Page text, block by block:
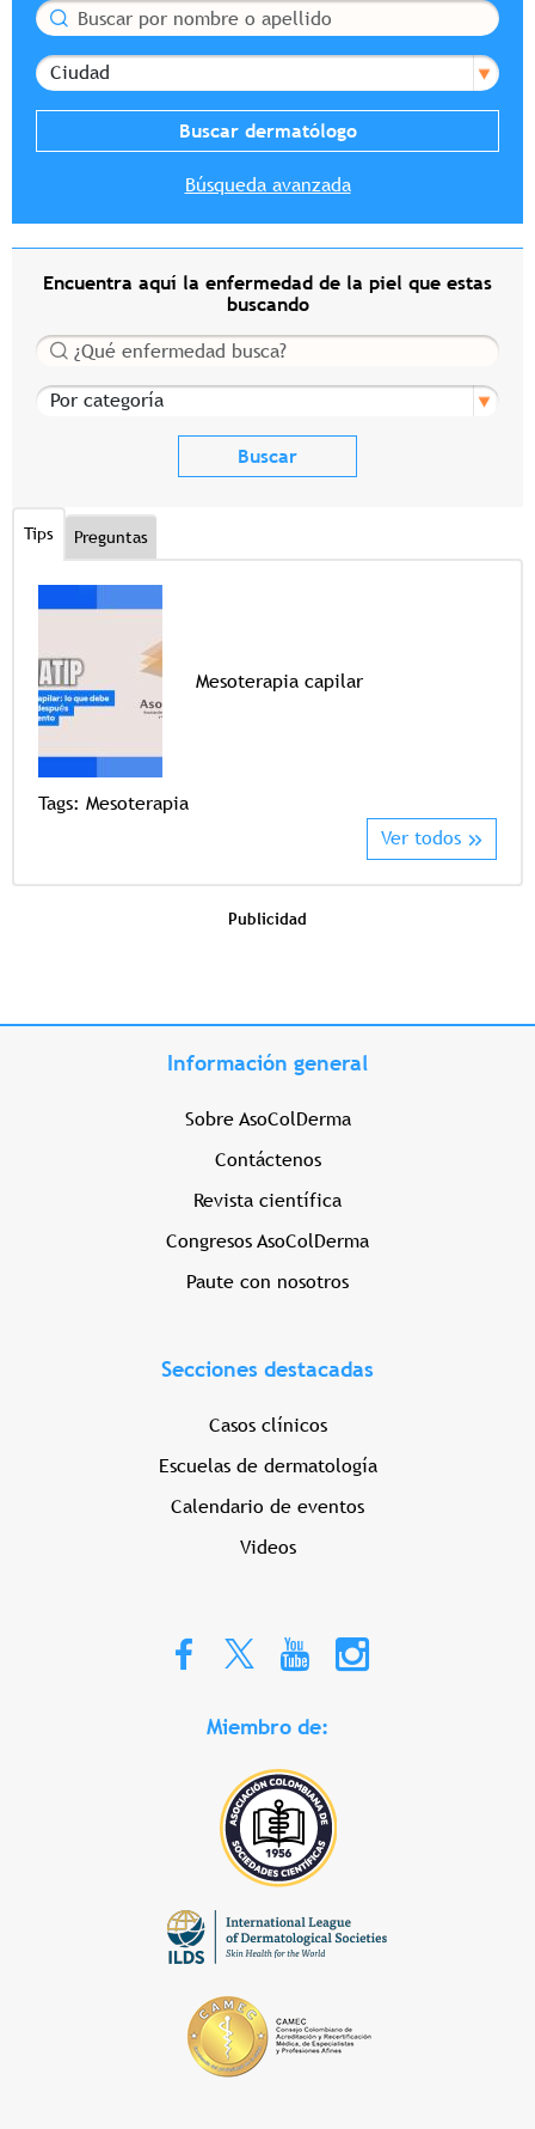
Buscar
Ciudad
Búsqueda avanzada
Encuentra aquí la enfermedad de la piel que estas
buscando
Buscar
Por categoría
Tips Preguntas
Mesoterapia capilar
Tags: Mesoterapia
Ver todos
Publicidad
Información general
Sobre AsoColDerma
Contáctenos
Revista científica
Congresos AsoColDerma
Paute con nosotros
Secciones destacadas
Casos clínicos
Escuelas de dermatología
Calendario de eventos
Videos
Miembro de: